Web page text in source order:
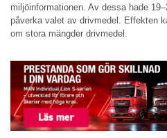
miljöinformationen. Av dessa hade
påverka valet av drivmedel. Effekten
om stora mängder drivmedel.